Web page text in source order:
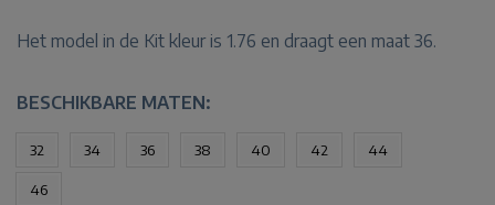
Het model in de Kit kleur is 1.76 en draagt een maat 36.
BESCHIKBARE MATEN:
32 34 36 38 40 42 44
46